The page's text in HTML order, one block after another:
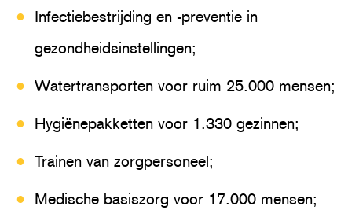
Infectiebestrijding en -preventie in
gezondheidsinstellingen;
Watertransporten voor ruim 25.000 mensen;
Hygiënepakketten voor 1.330 gezinnen;
Trainen van zorgpersoneel;
Medische basiszorg voor 17.000 mensen;